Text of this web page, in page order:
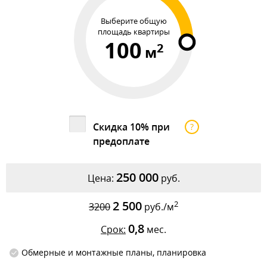
Выберите общую
площадь квартиры
100 м2
Скидка 10% при
предоплате
?
Цена: 250 000руб.
32002 500 руб./м2
Срок: 0,8 мес.
Обмерные и монтажные планы, планировка